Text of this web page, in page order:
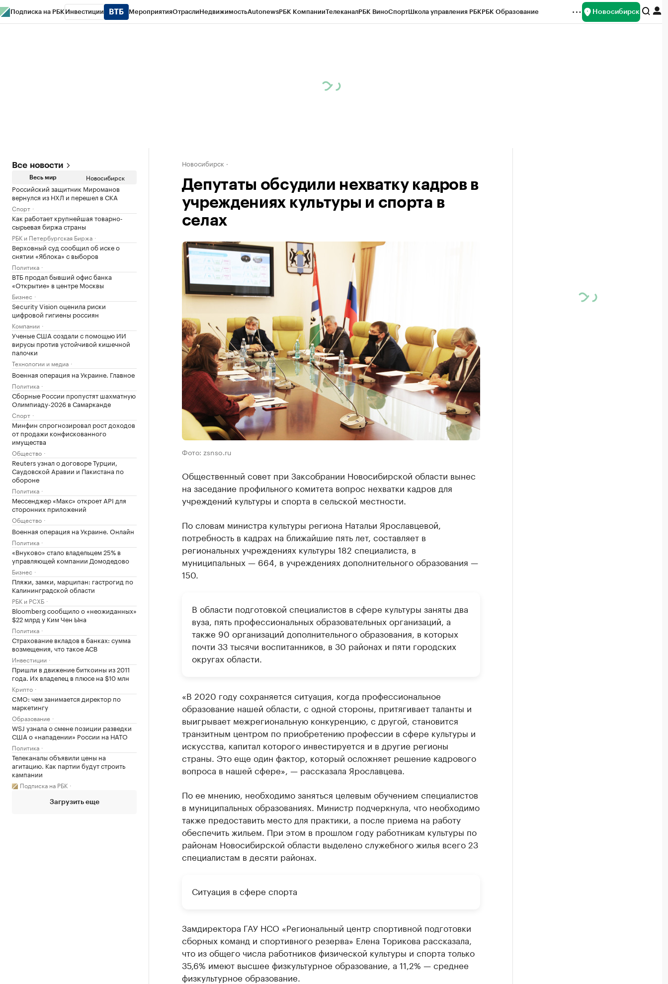
Подписка на РБК Инвестиции МероприятияОтраслиНедвижимостьAutonewsРБК КомпанииТелеканалРБК ВиноСпортШкола управления РБКРБК Образование Новосибирск
Все новости
Весь мир Новосибирск
Российский защитник Мироманов
вернулся из НХЛ и перешел в СКА
Спорт
Как работает крупнейшая товарно-
сырьевая биржа страны
РБК и Петербургская Биржа
Верховный суд сообщил об иске о
снятии «Яблока» с выборов
Политика
ВТБ продал бывший офис банка
«Открытие» в центре Москвы
Бизнес
Security Vision оценила риски
цифровой гигиены россиян
Компании
Ученые США создали с помощью ИИ
вирусы против устойчивой кишечной
палочки
Технологии и медиа
Военная операция на Украине. Главное
Политика
Сборные России пропустят шахматную
Олимпиаду-2026 в Самарканде
Спорт
Минфин спрогнозировал рост доходов
от продажи конфискованного
имущества
Общество
Reuters узнал о договоре Турции,
Саудовской Аравии и Пакистана по
обороне
Политика
Мессенджер «Макс» откроет API для
сторонних приложений
Общество
Военная операция на Украине. Онлайн
Политика
«Внуково» стало владельцем 25% в
управляющей компании Домодедово
Бизнес
Пляжи, замки, марципан: гастрогид по
Калининградской области
РБК и РСХБ
Bloomberg сообщило о «неожиданных»
$22 млрд у Ким Чен Ына
Политика
Страхование вкладов в банках: сумма
возмещения, что такое АСВ
Инвестиции
Пришли в движение биткоины из 2011
года. Их владелец в плюсе на $10 млн
Крипто
CMO: чем занимается директор по
маркетингу
Образование
WSJ узнала о смене позиции разведки
США о «нападении» России на НАТО
Политика
Телеканалы объявили цены на
агитацию. Как партии будут строить
кампании
Подписка на РБК
Загрузить еще
Новосибирск
Депутаты обсудили нехватку кадров в
учреждениях культуры и спорта в
селах
Фото: zsnso.ru
Общественный совет при Заксобрании Новосибирской области вынес
на заседание профильного комитета вопрос нехватки кадров для
учреждений культуры и спорта в сельской местности.
По словам министра культуры региона Натальи Ярославцевой,
потребность в кадрах на ближайшие пять лет, составляет в
региональных учреждениях культуры 182 специалиста, в
муниципальных — 664, в учреждениях дополнительного образования —
150.
В области подготовкой специалистов в сфере культуры заняты два
вуза, пять профессиональных образовательных организаций, а
также 90 организаций дополнительного образования, в которых
почти 33 тысячи воспитанников, в 30 районах и пяти городских
округах области.
«В 2020 году сохраняется ситуация, когда профессиональное
образование нашей области, с одной стороны, притягивает таланты и
выигрывает межрегиональную конкуренцию, с другой, становится
транзитным центром по приобретению профессии в сфере культуры и
искусства, капитал которого инвестируется и в другие регионы
страны. Это еще один фактор, который осложняет решение кадрового
вопроса в нашей сфере», — рассказала Ярославцева.
По ее мнению, необходимо заняться целевым обучением специалистов
в муниципальных образованиях. Министр подчеркнула, что необходимо
также предоставить место для практики, а после приема на работу
обеспечить жильем. При этом в прошлом году работникам культуры по
районам Новосибирской области выделено служебного жилья всего 23
специалистам в десяти районах.
Ситуация в сфере спорта
Замдиректора ГАУ НСО «Региональный центр спортивной подготовки
сборных команд и спортивного резерва» Елена Торикова рассказала,
что из общего числа работников физической культуры и спорта только
35,6% имеют высшее физкультурное образование, а 11,2% — среднее
физкультурное образование.